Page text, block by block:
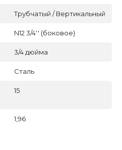
Трубчатый / Вертикальный
N12 3/4'' (боковое)
3/4 дюйма
Сталь
15
1,96